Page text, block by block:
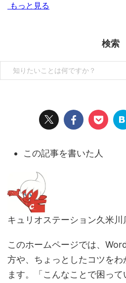
もっと見る
検索
この記事を書いた人
キュリオステーション久米川
このホームページでは、
方や、ちょっとしたコツを
ます。「こんなことで困っ